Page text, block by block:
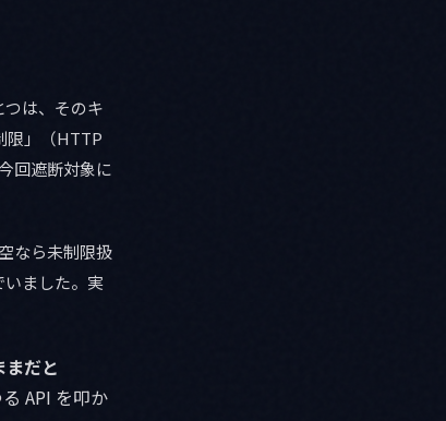
は、そのキ
限」（HTTP
回遮断対象に
なら未制限扱
いました。実
だと
API を叩か